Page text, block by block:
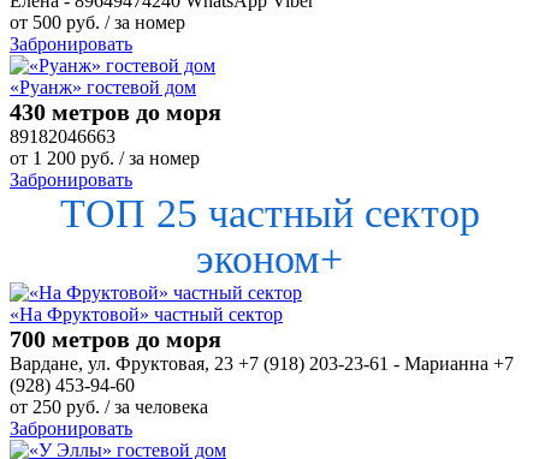
от 500 руб. / за номер
Забронировать
«Руанж» гостевой дом
430 метров до моря
89182046663
от 1 200 руб. / за номер
Забронировать
ТОП 25 частный сектор
эконом+
«На Фруктовой» частный сектор
700 метров до моря
Вардане, ул. Фруктовая, 23 +7 (918) 203-23-61 - Марианна +7
(928) 453-94-60
от 250 руб. / за человека
Забронировать